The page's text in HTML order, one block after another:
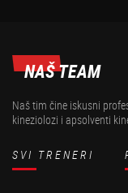
NAŠ TEAM
Naš tim čine iskusni
kineziolozi i apsolventi
SVI TRENERI